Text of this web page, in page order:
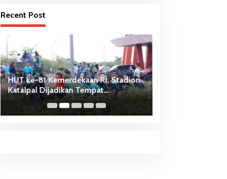
Recent Post
HUT ke-81 Kemerdekaan RI, Stadion
Katalpal Dijadikan Tempat
Pengibaran Bendera Merah Putih